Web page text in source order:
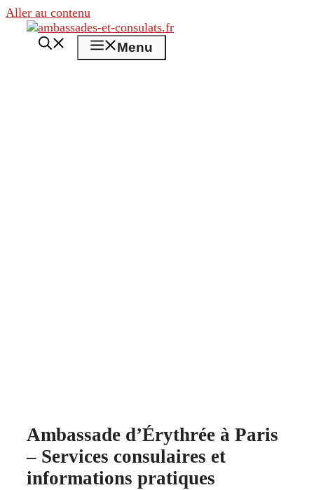
Aller au contenu
Menu
Ambassade d’Érythrée à Paris
– Services consulaires et
informations pratiques